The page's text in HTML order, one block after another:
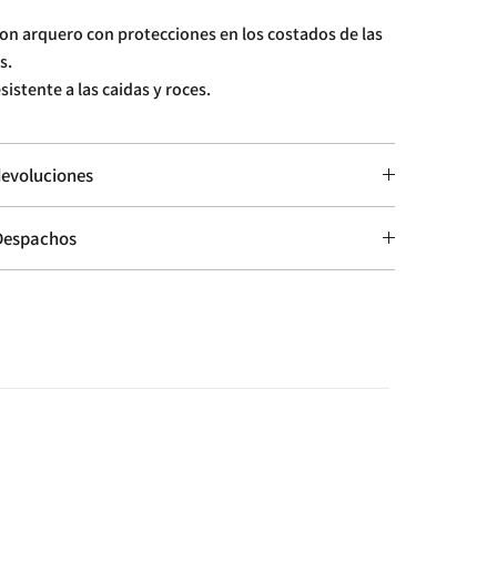
arquero con protecciones en los costados de las
a las caidas y roces.